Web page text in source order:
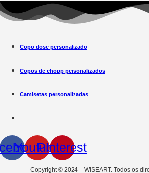
Copo dose personalizado
Copos de chopp personalizados
Camisetas personalizadas
YoutubePinterest
Copyright © 2024 – WISEART. Todos os